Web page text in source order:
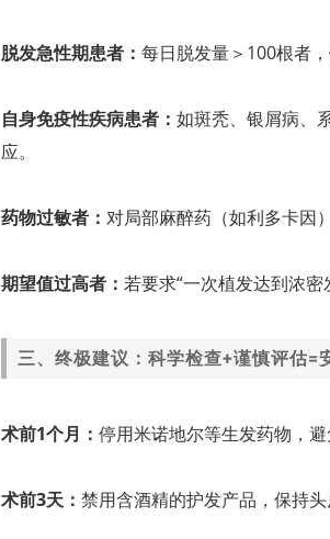
脱发急性期患者： 每日脱发量＞100根者
自身免疫性疾病患者： 如斑秃、银屑病、
应。
药物过敏者： 对局部麻醉药（如利多卡因
期望值过高者： 若要求“一次植发达到浓密
三、终极建议：科学检查+谨慎评估=
术前1个月： 停用米诺地尔等生发药物，
术前3天： 禁用含酒精的护发产品，保持